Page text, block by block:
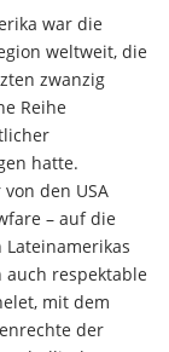
war die
weltweit, die
zwanzig
Reihe
hatte.
den USA
– auf die
respektable
mit dem
der